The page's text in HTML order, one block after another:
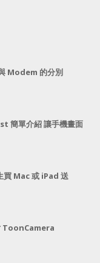
Modem 的分別
簡單介紹 讓手機畫面
買 Mac 或 iPad 送
ToonCamera